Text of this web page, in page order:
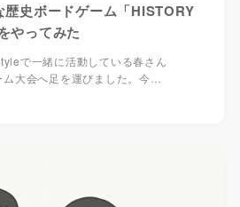
史ボードゲーム「HISTORY
やってみた
で一緒に活動している春さん
大会へ足を運びました。今…